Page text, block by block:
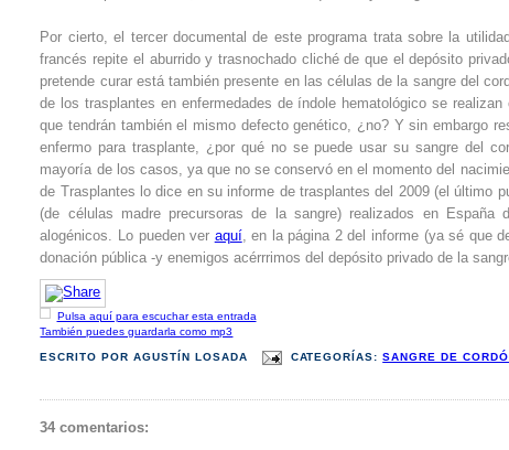
Por cierto, el tercer documental de este programa trata sobre la
francés repite el aburrido y trasnochado cliché de que el depósito
pretende curar está también presente en las células de la sangre del
de los trasplantes en enfermedades de índole hematológico se
que tendrán también el mismo defecto genético, ¿no? Y sin embargo
enfermo para trasplante, ¿por qué no se puede usar su sangre del
mayoría de los casos, ya que no se conservó en el momento del
de Trasplantes lo dice en su informe de trasplantes del 2009 (el último
(de células madre precursoras de la sangre) realizados en España
alogénicos. Lo pueden ver aquí, en la página 2 del informe (ya sé que
donación pública -y enemigos acérrrimos del depósito privado de la
Pulsa aquí para escuchar esta entrada
También puedes guardarla como mp3
ESCRITO PORAGUSTÍN LOSADA CATEGORÍAS:SANGRE DE
34 comentarios: